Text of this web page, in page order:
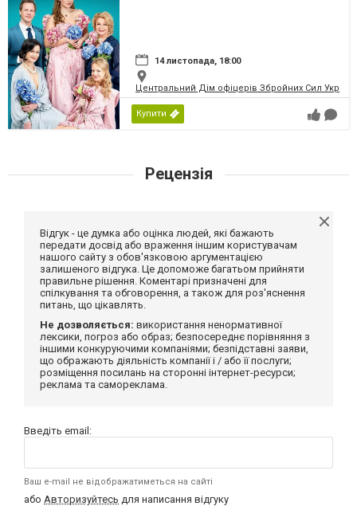
14 листопада, 18:00
Центральний Дім офіцерів Збройних Сил
Купити
Рецензія
Відгук - це думка або оцінка людей, які бажають
передати досвід або враження іншим користувачам
нашого сайту з обов'язковою аргументацією
залишеного відгука. Це допоможе багатьом прийняти
правильне рішення. Коментарі призначені для
спілкування та обговорення, а також для роз'яснення
питань, що цікавлять.
Не дозволяється: використання ненормативної
лексики, погроз або образ; безпосереднє порівняння з
іншими конкуруючими компаніями; безпідставні заяви,
що ображають діяльність компанії і / або її послуги;
розміщення посилань на сторонні інтернет-ресурси;
реклама та самореклама.
Введіть email:
Ваш e-mail не відображатиметься на сайті
або Авторизуйтесь для написання відгуку